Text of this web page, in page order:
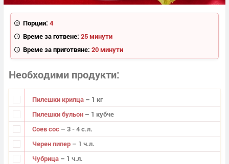
Порции: 4
Време за готвене: 25 минути
Време за приготвяне: 20 минути
Необходими продукти
Пилешки крилца – 1 кг
Пилешки бульон – 1 кубче
Соев сос – 3 - 4 с.л.
Черен пипер – 1 ч.л.
Чубрица – 1 ч.л.